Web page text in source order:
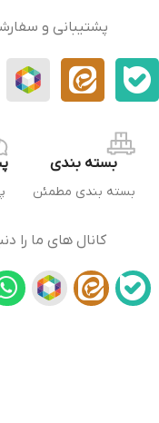
پشتیبانی و
بسته بندی
بسته بندی مطمئن
کانال های ما را